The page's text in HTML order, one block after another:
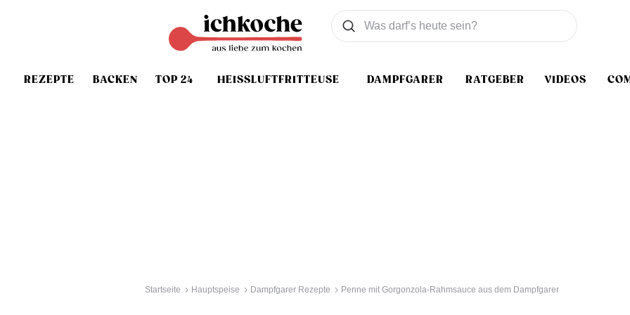
REZEPTE BACKEN TOP 24 HEISSLUFTFRITTEUSE DAMPFGARER RATGEBER VIDEOS
Was wollen Sie suchen
Suchen
Startseite Hauptspeise Dampfgarer Rezepte Penne mit Gorgonzola-Rahmsauce aus dem Dampfgarer